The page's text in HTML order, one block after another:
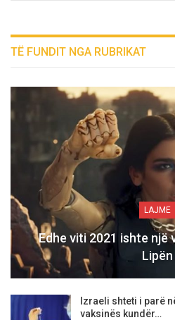
TË FUNDIT NGA RUBRIKAT
LAJME
Edhe viti 2021 ishte një
Lipën
Izraeli shteti i parë
vaksinës kundër…